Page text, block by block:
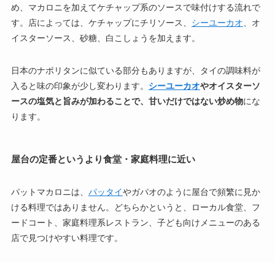
め、マカロニを加えてケチャップ系のソースで味付けする流れで
す。店によっては、ケチャップにチリソース、 シーユーカオ 、オ
イスターソース、砂糖、白こしょうを加えます。
日本のナポリタンに似ている部分もありますが、タイの調味料が
入ると味の印象が少し変わります。 シーユーカオやオイスターソ
ースの塩気と旨みが加わることで、甘いだけではない炒め物にな
ります。
屋台の定番というより食堂・家庭料理に近い
パットマカロニは、 パッタイやガパオのように屋台で頻繁に見か
ける料理ではありません。どちらかというと、ローカル食堂、フ
ードコート、家庭料理系レストラン、子ども向けメニューのある
店で見つけやすい料理です。